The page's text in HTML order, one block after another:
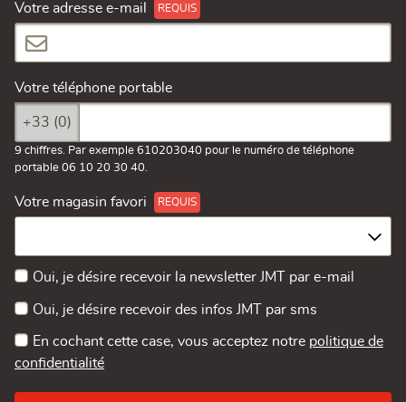
Votre adresse e-mail
Votre téléphone portable
+33 (0)
9 chiffres. Par exemple 610203040 pour le numéro de téléphone
portable 06 10 20 30 40.
Votre magasin favori
Oui, je désire recevoir la newsletter JMT par e-mail
Oui, je désire recevoir des infos JMT par sms
En cochant cette case, vous acceptez notre politique de
confidentialité